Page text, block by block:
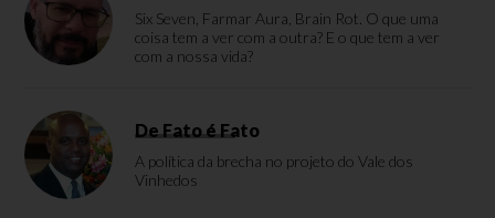
Six Seven, Farmar Aura, Brain Rot. O que uma
coisa tem a ver com a outra? E o que tem a ver
com a nossa vida?
De Fato é Fato
A política da brecha no projeto do Vale dos
Vinhedos